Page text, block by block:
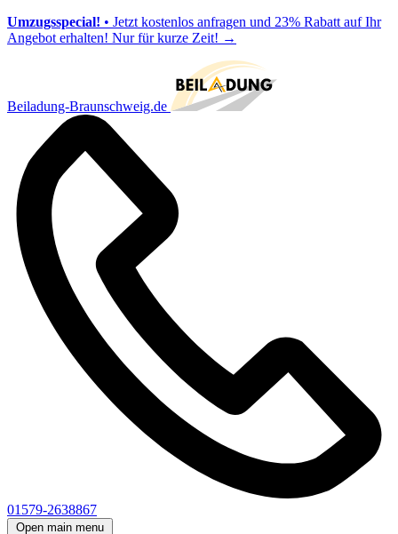
Umzugsspecial! • Jetzt kostenlos anfragen und 23% Rabatt auf Ihr
Angebot erhalten! Nur für kurze Zeit! →
Beiladung-Braunschweig.de
01579-2638867
Open main menu